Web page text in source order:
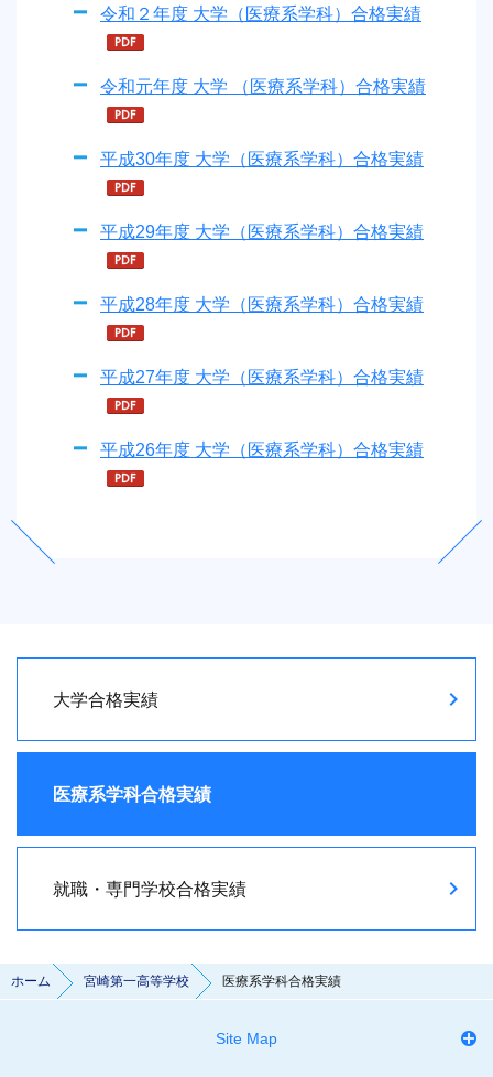
令和２年度 大学（医療系学科）合格実績
令和元年度 大学 （医療系学科）合格実績
平成30年度 大学（医療系学科）合格実績
平成29年度 大学（医療系学科）合格実績
平成28年度 大学（医療系学科）合格実績
平成27年度 大学（医療系学科）合格実績
平成26年度 大学（医療系学科）合格実績
大学合格実績
医療系学科合格実績
就職・専門学校合格実績
ホーム 宮崎第一高等学校 医療系学科合格実績
Site Map